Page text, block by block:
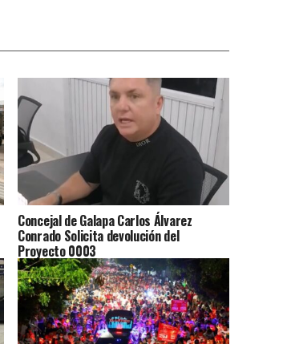
Concejal de Galapa Carlos Álvarez
Conrado Solicita devolución del
Proyecto 0003